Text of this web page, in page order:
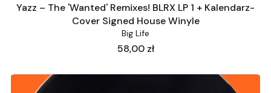
Yazz ‎– The 'Wanted' Remixes! BLRX LP 1 + Kalendarz-
Cover Signed House Winyle
Big Life
Cena
58,00 zł